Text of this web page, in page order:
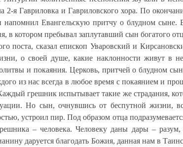
я Гавриловка и Гавриловского хора. По
напомнил Евангельскую притчу о блудном
в котором пребывал заплутавший сын богатого
поста, сказал епископ Уваровский и
о своей душе, какие наклонности живут в
и покаяния. Церковь, притчей о блудном
из нас всегда в любое время с покаянием и
грешник испытывает такие же страдания,
Но сын, очнувшись от беспутной
устроил пир. Под образом отца
– человека. Человеку даны дары –
даруется благодать Божия, данная нам в